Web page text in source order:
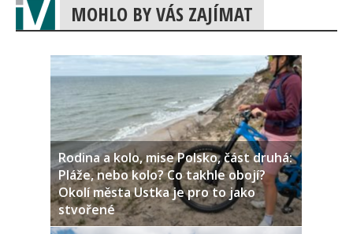
MOHLO BY VÁS ZAJÍMAT
Rodina a kolo, mise Polsko, část druhá:
Pláže, nebo kolo? Co takhle obojí?
Okolí města Ustka je pro to jako
stvořené